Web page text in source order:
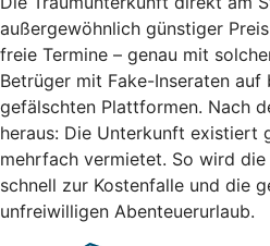
außergewöhnlich günstiger
freie Termine – genau mit
Betrüger mit Fake-Inseraten auf
gefälschten Plattformen. Nach
heraus: Die Unterkunft existiert
mehrfach vermietet. So wird
schnell zur Kostenfalle und die
unfreiwilligen Abenteuerurlaub.